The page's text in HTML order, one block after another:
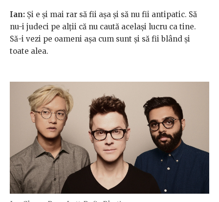
Ian: Și e și mai rar să fii așa și să nu fii antipatic. Să
nu-i judeci pe alții că nu caută același lucru ca tine.
Să-i vezi pe oameni așa cum sunt și să fii blând și
toate alea.